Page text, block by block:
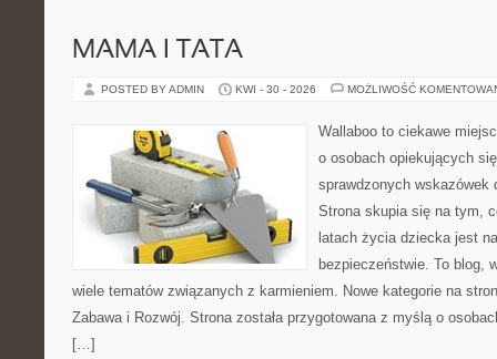
MAMA I TATA
POSTED BY ADMIN KWI - 30 - 2026 MOŻLIWOŚĆ
Wallaboo to ciekawe
o osobach opiekujących
sprawdzonych wskazówek
Strona skupia się na tym,
latach życia dziecka jest
bezpieczeństwie. To blog,
wiele tematów związanych z karmieniem. Nowe kategorie na
Zabawa i Rozwój. Strona została przygotowana z myślą o
[…]